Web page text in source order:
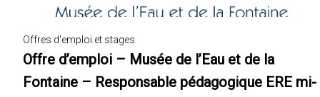
Offres d'emploi et stages
Offre d’emploi – Musée de l’Eau et de la
Fontaine – Responsable pédagogique ERE mi-